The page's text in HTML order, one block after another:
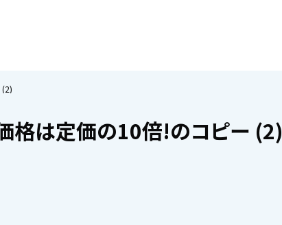
(2)
格は定価の10倍!のコピー (2)